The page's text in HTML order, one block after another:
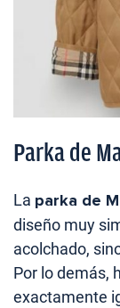
Parka de
La parka de
diseño muy
acolchado,
Por lo demás,
exactamente